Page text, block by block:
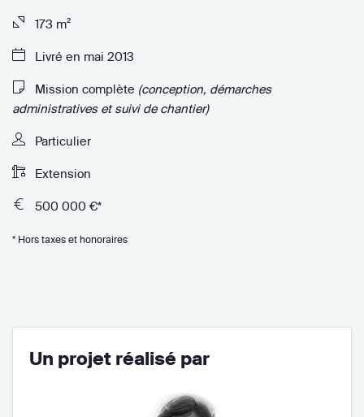
173 m²
Livré en mai 2013
Mission complète (conception, démarches
administratives et suivi de chantier)
Particulier
Extension
500 000 €*
* Hors taxes et honoraires
Un projet réalisé par